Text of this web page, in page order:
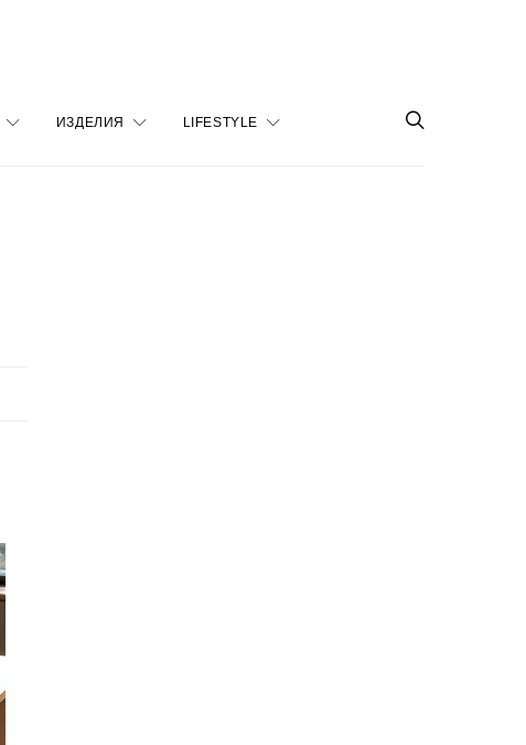
ИЗДЕЛИЯ LIFESTYLE